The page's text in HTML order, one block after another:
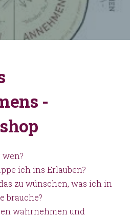
-
ich ins Erlauben?
zu wünschen, was ich in
brauche?
wahrnehmen und